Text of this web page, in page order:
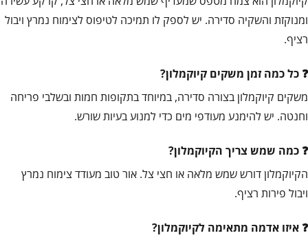
ומנוקזת והשקיה סדירה. יש לספק לו תמיכה לטיפוס לצימוח נמרץ ויבול
רציף.
כל כמה זמן משקים קיוקמלון?
משקים קיוקמלון בצורה סדירה, במיוחד בתקופות חמות ובשלבי פריחה
וחנטה. יש להימנע מעודפי מים כדי למנוע בעיות שורש.
כמה שמש צריך הקיוקמלון?
הקיוקמלון דורש שמש מלאה או חצי צל. אור טוב מעודד צימוח נמרץ
ויבול פירות רציף.
איזו אדמה מתאימה לקיוקמלון?